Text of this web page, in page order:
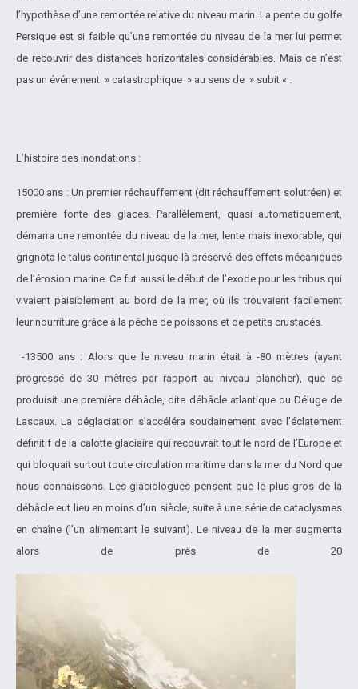
l’hypothèse d’une remontée relative du niveau marin. La pente du golfe
Persique est si faible qu’une remontée du niveau de la mer lui permet
de recouvrir des distances horizontales considérables. Mais ce n’est
pas un événement » catastrophique » au sens de » subit « .
L’histoire des inondations :
15000 ans : Un premier réchauffement (dit réchauffement solutréen) et
première fonte des glaces. Parallèlement, quasi automatiquement,
démarra une remontée du niveau de la mer, lente mais inexorable, qui
grignota le talus continental jusque-là préservé des effets mécaniques
de l’érosion marine. Ce fut aussi le début de l’exode pour les tribus qui
vivaient paisiblement au bord de la mer, où ils trouvaient facilement
leur nourriture grâce à la pêche de poissons et de petits crustacés.
-13500 ans : Alors que le niveau marin était à -80 mètres (ayant
progressé de 30 mètres par rapport au niveau plancher), que se
produisit une première débâcle, dite débâcle atlantique ou Déluge de
Lascaux. La déglaciation s’accéléra soudainement avec l’éclatement
définitif de la calotte glaciaire qui recouvrait tout le nord de l’Europe et
qui bloquait surtout toute circulation maritime dans la mer du Nord que
nous connaissons. Les glaciologues pensent que le plus gros de la
débâcle eut lieu en moins d’un siècle, suite à une série de cataclysmes
en chaîne (l’un alimentant le suivant). Le niveau de la mer augmenta
alors de près de 20